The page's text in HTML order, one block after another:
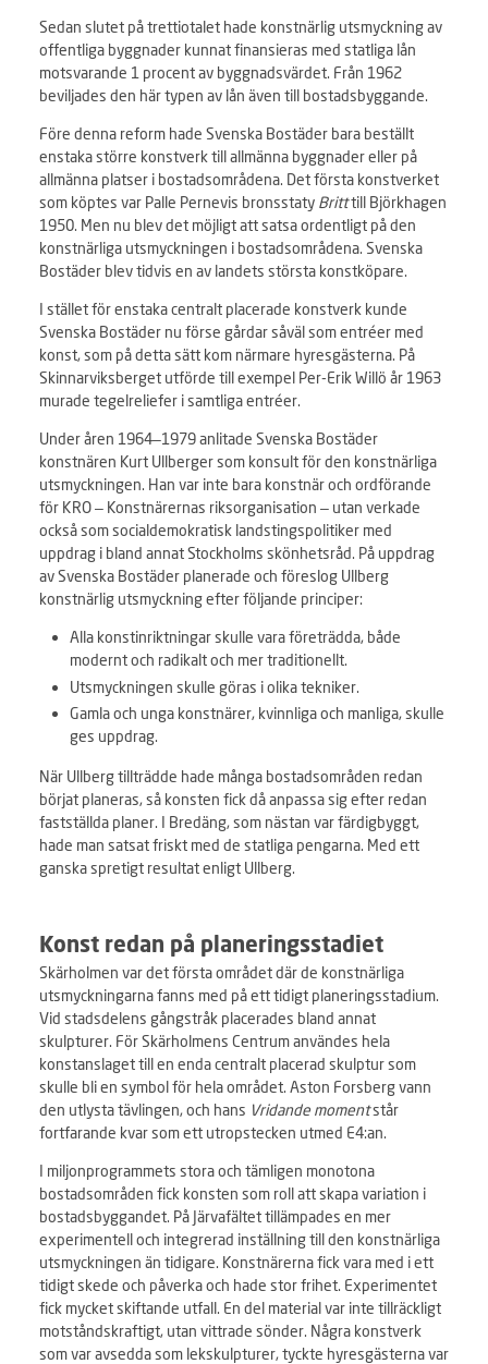
Sedan slutet på trettiotalet hade konstnärlig utsmyckning av
offentliga byggnader kunnat finansieras med statliga lån
motsvarande 1 procent av byggnadsvärdet. Från 1962
beviljades den här typen av lån även till bostadsbyggande.
Före denna reform hade Svenska Bostäder bara beställt
enstaka större konstverk till allmänna byggnader eller på
allmänna platser i bostadsområdena. Det första konstverket
som köptes var Palle Pernevis bronsstaty Britttill Björkhagen
1950. Men nu blev det möjligt att satsa ordentligt på den
konstnärliga utsmyckningen i bostadsområdena. Svenska
Bostäder blev tidvis en av landets största konstköpare.
I stället för enstaka centralt placerade konstverk kunde
Svenska Bostäder nu förse gårdar såväl som entréer med
konst, som på detta sätt kom närmare hyresgästerna. På
Skinnarviksberget utförde till exempel Per-Erik Willö år 1963
murade tegelreliefer i samtliga entréer.
Under åren 1964–1979 anlitade Svenska Bostäder
konstnären Kurt Ullberger som konsult för den konstnärliga
utsmyckningen. Han var inte bara konstnär och ordförande
för KRO – Konstnärernas riksorganisation – utan verkade
också som socialdemokratisk landstingspolitiker med
uppdrag i bland annat Stockholms skönhetsråd. På uppdrag
av Svenska Bostäder planerade och föreslog Ullberg
konstnärlig utsmyckning efter följande principer:
Alla konstinriktningar skulle vara företrädda, både
modernt och radikalt och mer traditionellt.
Utsmyckningen skulle göras i olika tekniker.
Gamla och unga konstnärer, kvinnliga och manliga, skulle
ges uppdrag.
När Ullberg tillträdde hade många bostadsområden redan
börjat planeras, så konsten fick då anpassa sig efter redan
fastställda planer. I Bredäng, som nästan var färdigbyggt,
hade man satsat friskt med de statliga pengarna. Med ett
ganska spretigt resultat enligt Ullberg.
Konst redan på planeringsstadiet
Skärholmen var det första området där de konstnärliga
utsmyckningarna fanns med på ett tidigt planeringsstadium.
Vid stadsdelens gångstråk placerades bland annat
skulpturer. För Skärholmens Centrum användes hela
konstanslaget till en enda centralt placerad skulptur som
skulle bli en symbol för hela området. Aston Forsberg vann
den utlysta tävlingen, och hans Vridande momentstår
fortfarande kvar som ett utropstecken utmed E4:an.
I miljonprogrammets stora och tämligen monotona
bostadsområden fick konsten som roll att skapa variation i
bostadsbyggandet. På Järvafältet tillämpades en mer
experimentell och integrerad inställning till den konstnärliga
utsmyckningen än tidigare. Konstnärerna fick vara med i ett
tidigt skede och påverka och hade stor frihet. Experimentet
fick mycket skiftande utfall. En del material var inte tillräckligt
motståndskraftigt, utan vittrade sönder. Några konstverk
som var avsedda som lekskulpturer, tyckte hyresgästerna var